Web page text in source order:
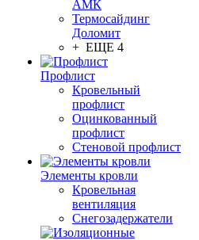
АМК
Термосайдинг
Доломит
+ ЕЩЕ 4
Профлист
Кровельный
профлист
Оцинкованный
профлист
Стеновой профлист
Элементы кровли
Кровельная
вентиляция
Снегозадержатели